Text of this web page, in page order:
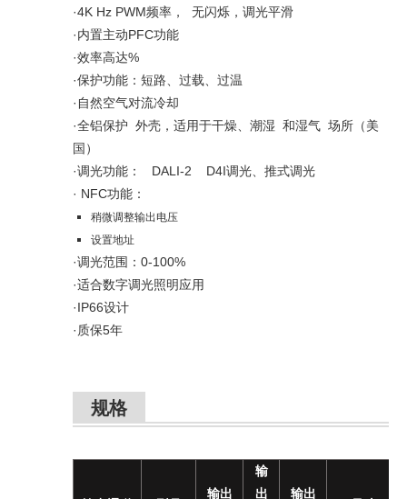
·4K Hz PWM频率， 无闪烁，调光平滑
·内置主动PFC功能
·效率高达%
·保护功能：短路、过载、过温
·自然空气对流冷却
·全铝保护 外壳，适用于干燥、潮湿 和湿气 场所 （ 美
国 ）
·调光功能： DALI-2 D4I调光、推式调光
· NFC功能：
稍微调整输出电压
设置地址
·调光范围：0-100%
·适合数字调光照明应用
·IP66设计
·质保5年
规格
输出
输
出
输出